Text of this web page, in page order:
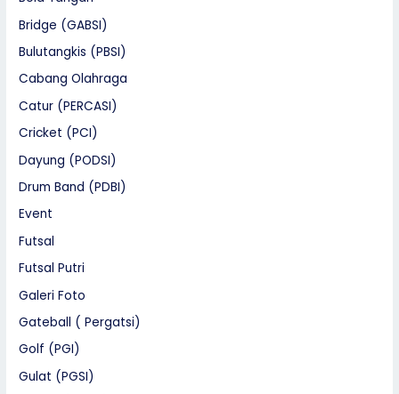
Bridge (GABSI)
Bulutangkis (PBSI)
Cabang Olahraga
Catur (PERCASI)
Cricket (PCI)
Dayung (PODSI)
Drum Band (PDBI)
Event
Futsal
Futsal Putri
Galeri Foto
Gateball ( Pergatsi)
Golf (PGI)
Gulat (PGSI)